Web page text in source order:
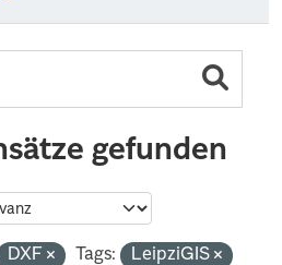
gefunden
DXF Tags:
LeipziGIS